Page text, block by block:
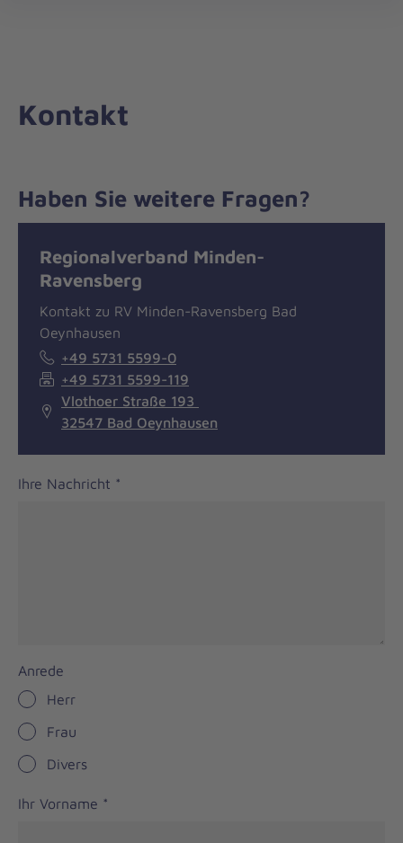
zum
Kontakt
Haben Sie weitere Fragen?
Regionalverband Minden-
Ravensberg
Kontakt zu RV Minden-Ravensberg Bad
Oeynhausen
+49 5731 5599-0
+49 5731 5599-119
Vlothoer Straße 193
32547 Bad Oeynhausen
Ihre Nachricht *
Anrede
Herr
Frau
Divers
Ihr Vorname *